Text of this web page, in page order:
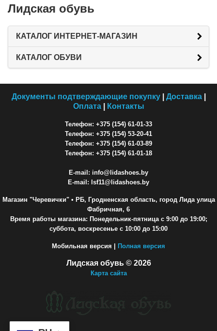
Лидская обувь
КАТАЛОГ ИНТЕРНЕТ-МАГАЗИН
КАТАЛОГ ОБУВИ
Документы подтверждающие покупку| Доставка|
Оплата| Контакты
Телефон: +375 (154) 61-01-33
Телефон: +375 (154) 53-20-41
Телефон: +375 (154) 61-03-89
Телефон: +375 (154) 61-01-18
E-mail: info@lidashoes.by
E-mail: lsf11@lidashoes.by
Магазин "Черевички"• РБ, Гродненская область, город Лида улица
Фабричная, 6
Время работы магазина: Понедельник-пятница с 9:00 до 19:00;
суббота, воскресенье с 10:00 до 15:00
Мобильная версия | Полная версия
Лидская обувь © 2026
Карта сайта